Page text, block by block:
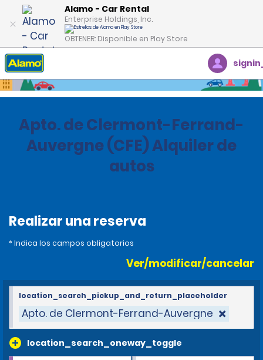
Alamo - Car Rental
Enterprise Holdings, Inc.
OBTENER: Disponible en Play Store
Inicio Oficinas
Apto. de Clermont-Ferrand-
Auvergne (CFE) Alquiler de
autos
Realizar una reserva
* Indica los campos obligatorios
Ver/modificar/cancelar
Apto. de Clermont-Ferrand-Auvergne
location_search_oneway_toggle
location_search_pickup_and_return_placeholder